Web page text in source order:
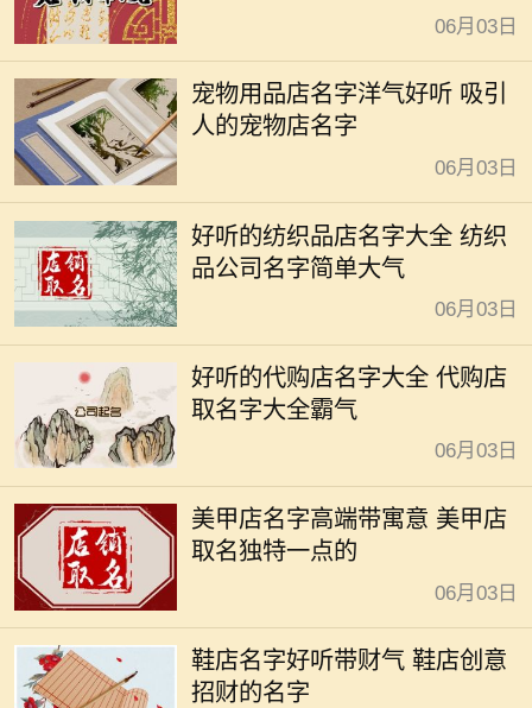
06月03日
宠物用品店名字洋气好听 吸引
人的宠物店名字
06月03日
好听的纺织品店名字大全 纺织
品公司名字简单大气
06月03日
好听的代购店名字大全 代购店
取名字大全霸气
06月03日
美甲店名字高端带寓意 美甲店
取名独特一点的
06月03日
鞋店名字好听带财气 鞋店创意
招财的名字